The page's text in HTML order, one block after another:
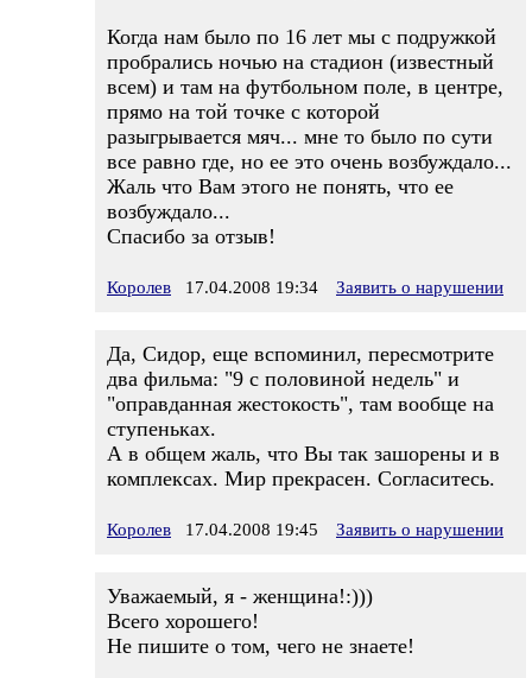
Когда нам было по 16 лет мы с подружкой
пробрались ночью на стадион (известный
всем) и там на футбольном поле, в центре,
прямо на той точке с которой
разыгрывается мяч... мне то было по сути
все равно где, но ее это очень возбуждало...
Жаль что Вам этого не понять, что ее
возбуждало...
Спасибо за отзыв!
Королев 17.04.2008 19:34 Заявить о нарушении
Да, Сидор, еще вспоминил, пересмотрите
два фильма: "9 с половиной недель" и
"оправданная жестокость", там вообще на
ступеньках.
А в общем жаль, что Вы так зашорены и в
комплексах. Мир прекрасен. Согласитесь.
Королев 17.04.2008 19:45 Заявить о нарушении
Уважаемый, я - женщина!:)))
Всего хорошего!
Не пишите о том, чего не знаете!